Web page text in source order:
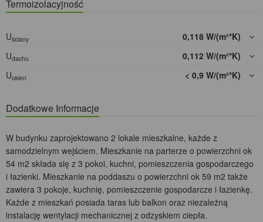
Termoizolacyjność
Uściany
0,118 W/(m²*K)
Udachu
0,112 W/(m²*K)
Uokien < 0,9 W/(m²*K)
Dodatkowe Informacje
W budynku zaprojektowano 2 lokale mieszkalne, każde z
samodzielnym wejściem. Mieszkanie na parterze o powierzchni ok
54 m2 składa się z 3 pokoi, kuchni, pomieszczenia gospodarczego
i łazienki. Mieszkanie na poddaszu o powierzchni ok 59 m2 także
zawiera 3 pokoje, kuchnię, pomieszczenie gospodarcze i łazienkę.
Każde z mieszkań posiada taras lub balkon oraz niezależną
instalację wentylacji mechanicznej z odzyskiem ciepła.